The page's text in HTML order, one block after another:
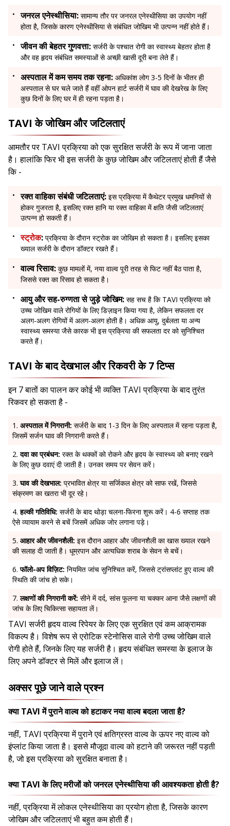
जनरल एनेस्थीसिया: सामान्य तौर पर जनरल एनेस्थीसिया का उपयोग नहीं
होता है, जिसके कारण एनेस्थीसिया से संबंधित जोखिम भी उत्पन्न नहीं होते हैं।
जीवन की बेहतर गुणवत्ता: सर्जरी के पश्चात रोगी का स्वास्थ्य बेहतर होता है
और वह हृदय संबंधित समस्याओं से अच्छी खासी दूरी बना लेते हैं।
अस्पताल में कम समय तक रहना: अधिकांश लोग 3-5 दिनों के भीतर ही
अस्पताल से घर चले जाते हैं वहीं ओपन हार्ट सर्जरी में घाव की देखरेख के लिए
कुछ दिनों के लिए घर में ही रहना पड़ता है।
TAVI के जोखिम और जटिलताएं
आमतौर पर TAVI प्रक्रिया को एक सुरक्षित सर्जरी के रूप में जाना जाता
है। हालांकि फिर भी इस सर्जरी के कुछ जोखिम और जटिलताएं होती हैं जैसे
कि -
रक्त वाहिका संबंधी जटिलताएं: इस प्रक्रिया में कैथेटर प्रमुख धमनियों से
होकर गुजरता है, इसलिए रक्त हानि या रक्त वाहिका में क्षति जैसी जटिलताएं
उत्पन्न हो सकती हैं।
स्ट्रोक: प्रक्रिया के दौरान स्ट्रोक का जोखिम हो सकता है। इसलिए इसका
ख्याल सर्जरी के दौरान डॉक्टर रखते हैं।
वाल्व रिसाव: कुछ मामलों में, नया वाल्व पूरी तरह से फिट नहीं बैठ पाता है,
जिससे रक्त का रिसाव हो सकता है।
आयु और सह-रुग्णता से जुड़े जोखिम: सह सच है कि TAVI प्रक्रिया को
उच्च जोखिम वाले रोगियों के लिए डिज़ाइन किया गया है, लेकिन सफलता दर
अलग-अलग रोगियों में अलग-अलग होती है। अधिक आयु, दुर्बलता या अन्य
स्वास्थ्य समस्या जैसे कारक भी इस प्रक्रिया की सफलता दर को सुनिश्चित
करते हैं।
TAVI के बाद देखभाल और रिकवरी के 7 टिप्स
इन 7 बातों का पालन कर कोई भी व्यक्ति TAVI प्रक्रिया के बाद तुरंत
रिकवर हो सकता है -
अस्पताल में निगरानी: सर्जरी के बाद 1-3 दिन के लिए अस्पताल में रहना पड़ता है,
जिसमें सर्जन घाव की निगरानी करते हैं।
दवा का प्रबंधन: रक्त के थक्कों को रोकने और हृदय के स्वास्थ्य को बनाए रखने
के लिए कुछ दवाएं दी जाती है। उनका समय पर सेवन करें।
घाव की देखभाल: प्रभावित क्षेत्र या सर्जिकल क्षेत्र को साफ रखें, जिससे
संक्रमण का खतरा भी दूर रहे।
हल्की गतिविधि: सर्जरी के बाद थोड़ा चलना-फिरना शुरू करें। 4-6 सप्ताह तक
ऐसे व्यायाम करने से बचें जिसमें अधिक जोर लगाना पड़े।
आहार और जीवनशैली: इस दौरान आहार और जीवनशैली का खास ख्याल रखने
की सलाह दी जाती है। धूम्रपान और अत्यधिक शराब के सेवन से बचें।
फॉलो-अप विज़िट: नियमित जांच सुनिश्चित करें, जिससे ट्रांसप्लांट हुए वाल्व की
स्थिति की जांच हो सके।
लक्षणों की निगरानी करें: सीने में दर्द, सांस फूलना या चक्कर आना जैसे लक्षणों की
जांच के लिए चिकित्सा सहायता लें।
TAVI सर्जरी हृदय वाल्व रिपेयर के लिए एक सुरक्षित एवं कम आक्रामक
विकल्प है। विशेष रूप से एरोटिक स्टेनोसिस वाले रोगी उच्च जोखिम वाले
रोगी होते हैं, जिनके लिए यह सर्जरी है। हृदय संबंधित समस्या के इलाज के
लिए अपने डॉक्टर से मिलें और इलाज लें।
अक्सर पूछे जाने वाले प्रश्न
क्या TAVI में पुराने वाल्व को हटाकर नया वाल्व बदला जाता है?
नहीं, TAVI प्रक्रिया में पुराने एवं क्षतिग्रस्त वाल्व के ऊपर नए वाल्व को
इंप्लांट किया जाता है। इससे मौजूदा वाल्व को हटाने की जरूरत नहीं पड़ती
है, जो इस प्रक्रिया को सुरक्षित बनाता है।
क्या TAVI के लिए मरीजों को जनरल एनेस्थीसिया की आवश्यकता होती है?
नहीं, प्रक्रिया में लोकल एनेस्थीसिया का प्रयोग होता है, जिसके कारण
जोखिम और जटिलताएं भी बहुत कम होती हैं।